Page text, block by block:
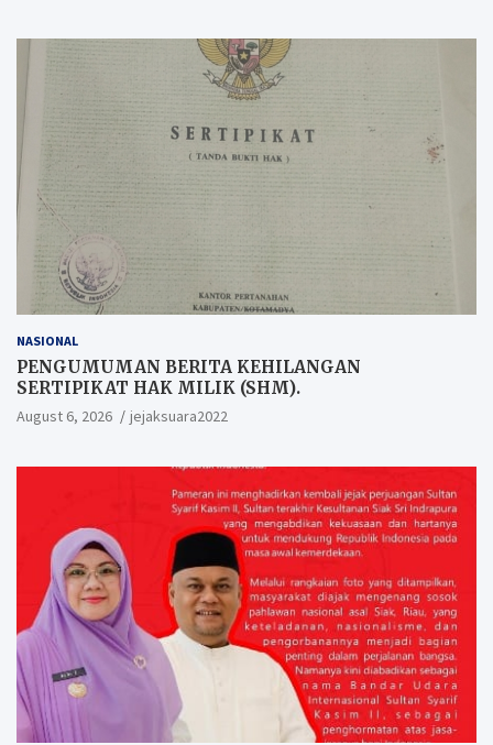
NASIONAL
PENGUMUMAN BERITA KEHILANGAN
SERTIPIKAT HAK MILIK (SHM).
August 6, 2026 jejaksuara2022